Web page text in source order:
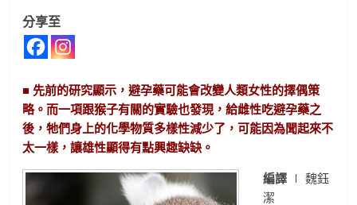
分享至
■ 先前的研究顯示，避孕藥可能會改變人類女性的擇偶策
略。而一項跟猴子有關的實驗也發現，給雌性吃避孕藥之
後，牠們身上的化學物質多樣性減少了，可能因為聞起來不
太一樣，讓雄性顯得有點興趣缺缺。
編譯 ∣ 魏鈺
潔